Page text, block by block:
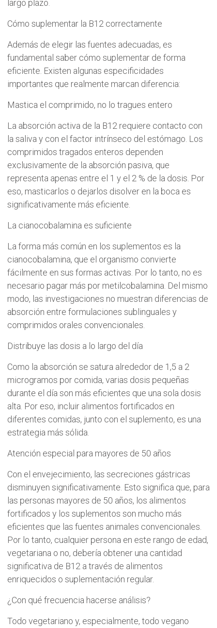
largo plazo.
Cómo suplementar la B12 correctamente
Además de elegir las fuentes adecuadas, es
fundamental saber cómo suplementar de forma
eficiente. Existen algunas especificidades
importantes que realmente marcan diferencia:
Mastica el comprimido, no lo tragues entero
La absorción activa de la B12 requiere contacto con
la saliva y con el factor intrínseco del estómago. Los
comprimidos tragados enteros dependen
exclusivamente de la absorción pasiva, que
representa apenas entre el 1 y el 2 % de la dosis. Por
eso, masticarlos o dejarlos disolver en la boca es
significativamente más eficiente.
La cianocobalamina es suficiente
La forma más común en los suplementos es la
cianocobalamina, que el organismo convierte
fácilmente en sus formas activas. Por lo tanto, no es
necesario pagar más por metilcobalamina. Del mismo
modo, las investigaciones no muestran diferencias de
absorción entre formulaciones sublinguales y
comprimidos orales convencionales.
Distribuye las dosis a lo largo del día
Como la absorción se satura alrededor de 1,5 a 2
microgramos por comida, varias dosis pequeñas
durante el día son más eficientes que una sola dosis
alta. Por eso, incluir alimentos fortificados en
diferentes comidas, junto con el suplemento, es una
estrategia más sólida.
Atención especial para mayores de 50 años
Con el envejecimiento, las secreciones gástricas
disminuyen significativamente. Esto significa que, para
las personas mayores de 50 años, los alimentos
fortificados y los suplementos son mucho más
eficientes que las fuentes animales convencionales.
Por lo tanto, cualquier persona en este rango de edad,
vegetariana o no, debería obtener una cantidad
significativa de B12 a través de alimentos
enriquecidos o suplementación regular.
¿Con qué frecuencia hacerse análisis?
Todo vegetariano y, especialmente, todo vegano